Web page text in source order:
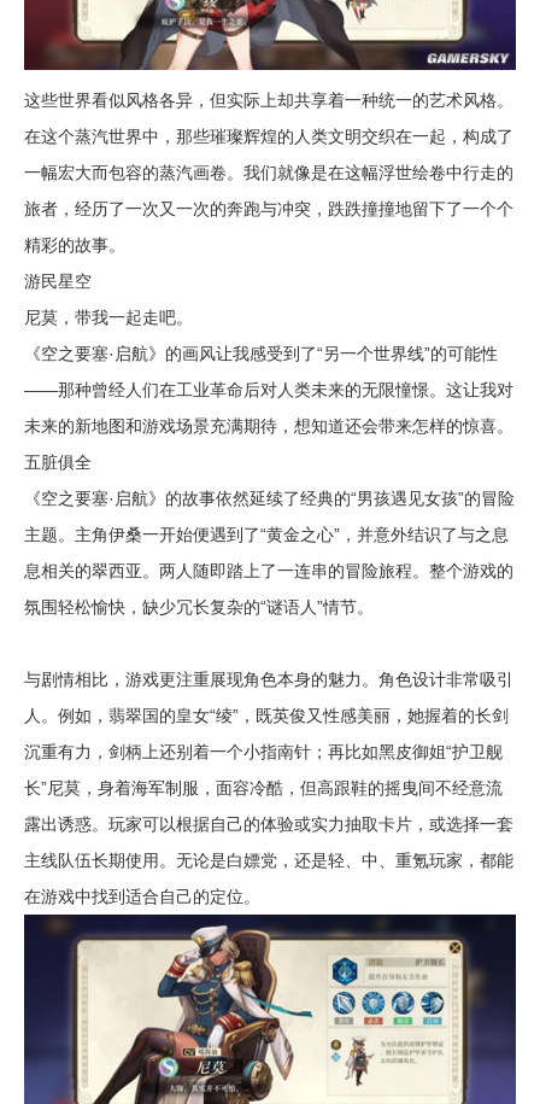
这些世界看似风格各异，但实际上却共享着一种统一的艺术风格。
在这个蒸汽世界中，那些璀璨辉煌的人类文明交织在一起，构成了
一幅宏大而包容的蒸汽画卷。我们就像是在这幅浮世绘卷中行走的
旅者，经历了一次又一次的奔跑与冲突，跌跌撞撞地留下了一个个
精彩的故事。
游民星空
尼莫，带我一起走吧。
《空之要塞·启航》的画风让我感受到了“另一个世界线”的可能性
——那种曾经人们在工业革命后对人类未来的无限憧憬。这让我对
未来的新地图和游戏场景充满期待，想知道还会带来怎样的惊喜。
五脏俱全
《空之要塞·启航》的故事依然延续了经典的“男孩遇见女孩”的冒险
主题。主角伊桑一开始便遇到了“黄金之心”，并意外结识了与之息
息相关的翠西亚。两人随即踏上了一连串的冒险旅程。整个游戏的
氛围轻松愉快，缺少冗长复杂的“谜语人”情节。
与剧情相比，游戏更注重展现角色本身的魅力。角色设计非常吸引
人。例如，翡翠国的皇女“绫”，既英俊又性感美丽，她握着的长剑
沉重有力，剑柄上还别着一个小指南针；再比如黑皮御姐“护卫舰
长”尼莫，身着海军制服，面容冷酷，但高跟鞋的摇曳间不经意流
露出诱惑。玩家可以根据自己的体验或实力抽取卡片，或选择一套
主线队伍长期使用。无论是白嫖党，还是轻、中、重氪玩家，都能
在游戏中找到适合自己的定位。